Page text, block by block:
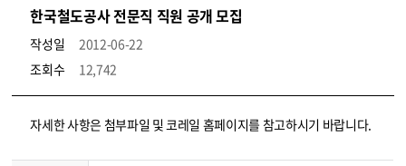
한국철도공사 전문직 직원 공개 모집
작성일
2012-06-22
조회수
12,742
코레일소개_경영공시_채용공고 상세보기 – 내용, 파일, 담당자 연락처로 구성
자세한 사항은 첨부파일 및 코레일 홈페이지를 참고하시기 바랍니다.